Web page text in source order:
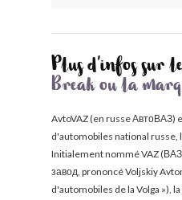
Plus d'infos sur
Break ou la
AvtoVAZ (en russe АвтоВАЗ)
d'automobiles national russe,
Initialement nommé VAZ
завод, prononcé Voljskiy
d'automobiles de la Volga »),